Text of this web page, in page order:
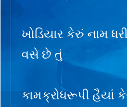
ખોડિયાર કેરું નામ
વસે છે તું
કામક્રોધરૂપી હૈયાં